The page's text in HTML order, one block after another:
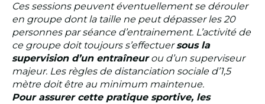
Ces sessions peuvent éventuellement se dérouler
en groupe dont la taille ne peut dépasser les 20
personnes par séance d’entrainement. L’activité de
ce groupe doit toujours s’effectuersous la
supervision d’un entraîneurou d’un superviseur
majeur. Les règles de distanciation sociale d’1,5
mètre doit être au minimum maintenue.
Pour assurer cette pratique sportive, les